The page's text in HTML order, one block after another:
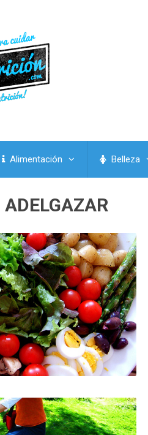
Alimentación Belleza
ADELGAZAR